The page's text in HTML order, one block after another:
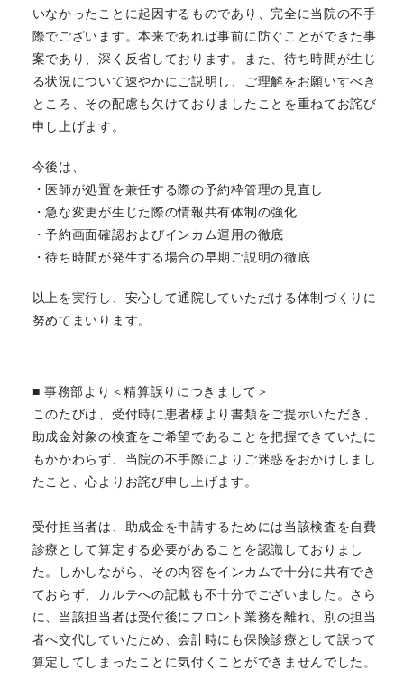
いなかったことに起因するものであり、完全に当院の不手
際でございます。本来であれば事前に防ぐことができた事
案であり、深く反省しております。また、待ち時間が生じ
る状況について速やかにご説明し、ご理解をお願いすべき
ところ、その配慮も欠けておりましたことを重ねてお詫び
申し上げます。
今後は、
・医師が処置を兼任する際の予約枠管理の見直し
・急な変更が生じた際の情報共有体制の強化
・予約画面確認およびインカム運用の徹底
・待ち時間が発生する場合の早期ご説明の徹底
以上を実行し、安心して通院していただける体制づくりに
努めてまいります。
■ 事務部より＜精算誤りにつきまして＞
このたびは、受付時に患者様より書類をご提示いただき、
助成金対象の検査をご希望であることを把握できていたに
もかかわらず、当院の不手際によりご迷惑をおかけしまし
たこと、心よりお詫び申し上げます。
受付担当者は、助成金を申請するためには当該検査を自費
診療として算定する必要があることを認識しておりまし
た。しかしながら、その内容をインカムで十分に共有でき
ておらず、カルテへの記載も不十分でございました。さら
に、当該担当者は受付後にフロント業務を離れ、別の担当
者へ交代していたため、会計時にも保険診療として誤って
算定してしまったことに気付くことができませんでした。